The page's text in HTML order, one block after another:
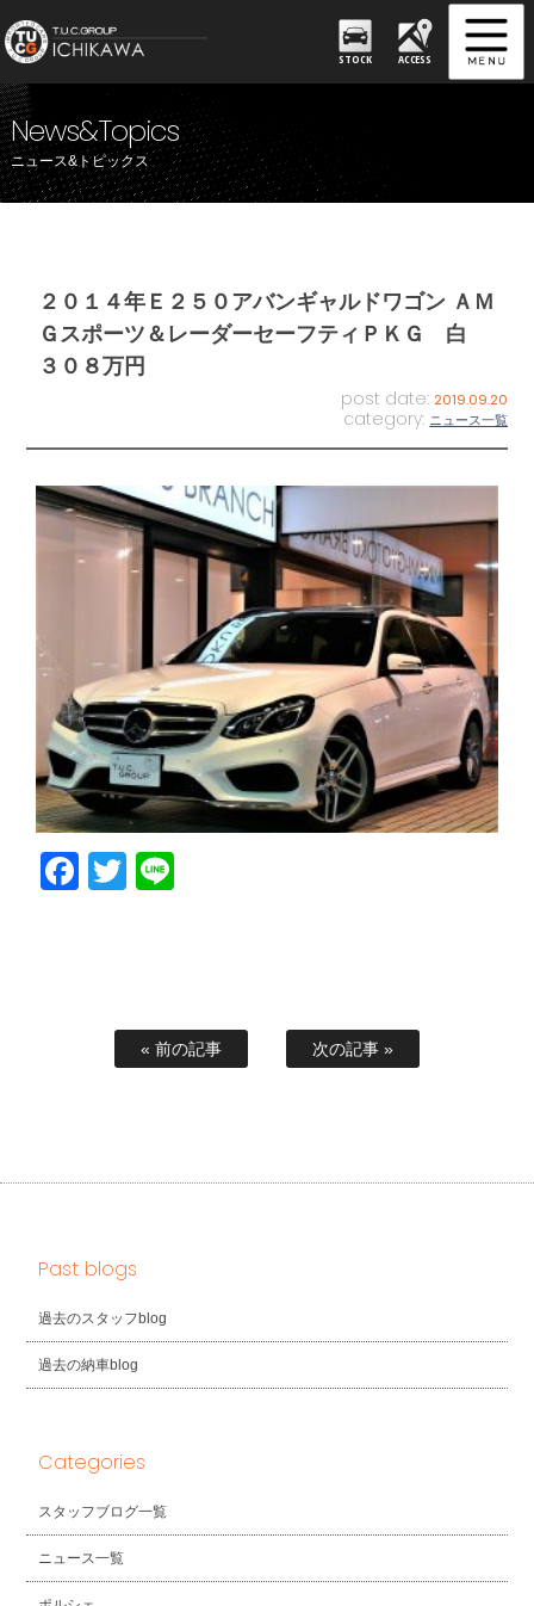
STOCK ACCESS
News&Topics
ニュース&トピックス
２０１４年Ｅ２５０アバンギャルドワゴン ＡＭ
Ｇスポーツ＆レーダーセーフティＰＫＧ 白
３０８万円
post date: 2019.09.20
category: ニュース一覧
Facebook
Twitter
« 前の記事 次の記事 »
Past blogs
過去のスタッフblog
過去の納車blog
Categories
スタッフブログ一覧
ニュース一覧